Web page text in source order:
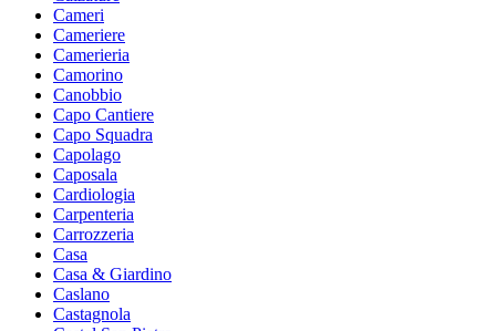
Cameri
Cameriere
Camerieria
Camorino
Canobbio
Capo Cantiere
Capo Squadra
Capolago
Caposala
Cardiologia
Carpenteria
Carrozzeria
Casa
Casa & Giardino
Caslano
Castagnola